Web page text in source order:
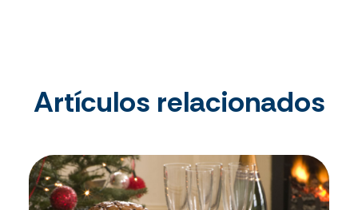
Artículos relacionados